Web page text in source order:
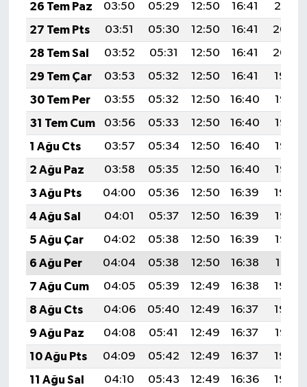
26 Tem Paz
03:50 05:29 12:50 16:41
20:01
27 Tem Pts
03:51 05:30 12:50 16:41
20:00
28 Tem Sal
03:52 05:31 12:50 16:41
20:00
29 Tem Çar
03:53 05:32 12:50 16:41
19:59
30 Tem Per
03:55 05:32 12:50 16:40
19:58
31 Tem Cum
03:56 05:33 12:50 16:40
19:57
1 Ağu Cts
03:57 05:34 12:50 16:40
19:56
2 Ağu Paz
03:58 05:35 12:50 16:40
19:55
3 Ağu Pts
04:00 05:36 12:50 16:39
19:54
4 Ağu Sal
04:01 05:37 12:50 16:39
19:53
5 Ağu Çar
04:02 05:38 12:50 16:39
19:52
6 Ağu Per
04:04 05:38 12:50 16:38
19:51
7 Ağu Cum
04:05 05:39 12:49 16:38
19:50
8 Ağu Cts
04:06 05:40 12:49 16:37
19:49
9 Ağu Paz
04:08 05:41 12:49 16:37
19:47
10 Ağu Pts
04:09 05:42 12:49 16:37
19:46
11 Ağu Sal
04:10 05:43 12:49 16:36
19:45